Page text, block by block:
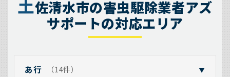
土佐清水市の害虫駆除業者アズ
サポートの対応エリア
あ行 （14件） ▼